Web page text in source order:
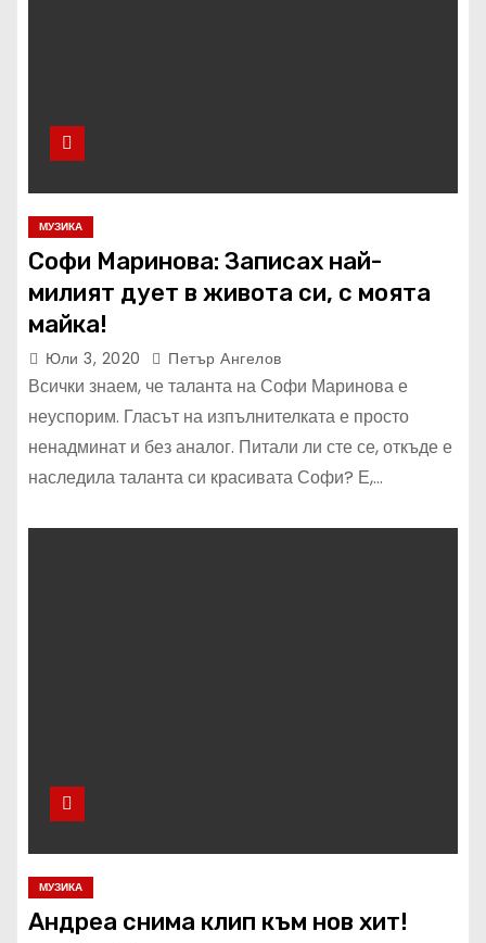
МУЗИКА
Софи Маринова: Записах най-
милият дует в живота си, с моята
майка!
Юли 3, 2020 Петър Ангелов
Всички знаем, че таланта на Софи Маринова е
неуспорим. Гласът на изпълнителката е просто
ненадминат и без аналог. Питали ли сте се, откъде е
наследила таланта си красивата Софи? Е,…
МУЗИКА
Андреа снима клип към нов хит!